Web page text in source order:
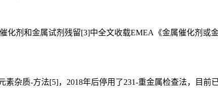
剂和金属试剂残留[3]中全文收载EMEA《金属催化剂或
质-方法[5]，2018年后停用了231-重金属检查法，目前